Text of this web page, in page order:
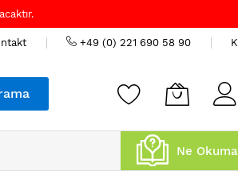
+49 (0) 221 690 58 90
Ne